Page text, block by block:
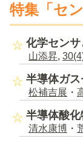
特集「セ
化学セン
山添昇,
半導体ガ
松補吉展 ・
半導体酸
清水康博 ・